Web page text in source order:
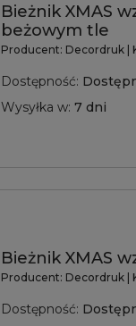
Bieżnik XMAS
beżowym tle
Producent: Decordruk |
Dostępność:
Wysyłka w: 7 dni
Bieżnik XMAS
Producent: Decordruk
Dostępność: